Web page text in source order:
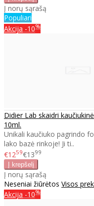
Į norų sąrašą
Populiari
Akcija -10%
Didier Lab skaidri
10ml.
Unikali kaučiuko pagrindo
lako bazė rinkoje! Ji ti..
€1259€1399
Į norų sąrašą
Neseniai žiūrėtos Visos
Akcija -10%